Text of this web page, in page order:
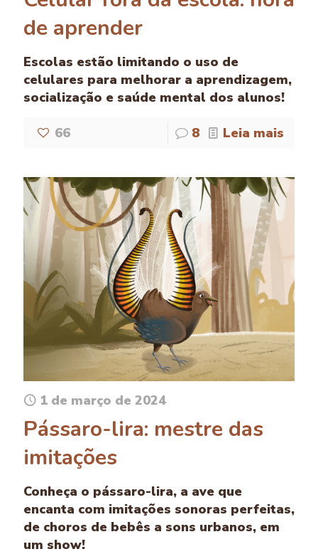
de aprender
Escolas estão limitando o uso de
celulares para melhorar a aprendizagem,
socialização e saúde mental dos alunos!
66 8 Leia mais
1 de março de 2024
Pássaro-lira: mestre das
imitações
Conheça o pássaro-lira, a ave que
encanta com imitações sonoras perfeitas,
de choros de bebês a sons urbanos, em
um show!